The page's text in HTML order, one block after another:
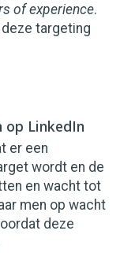
of experience.
targeting
op LinkedIn
er een
wordt en de
en wacht tot
men op wacht
deze